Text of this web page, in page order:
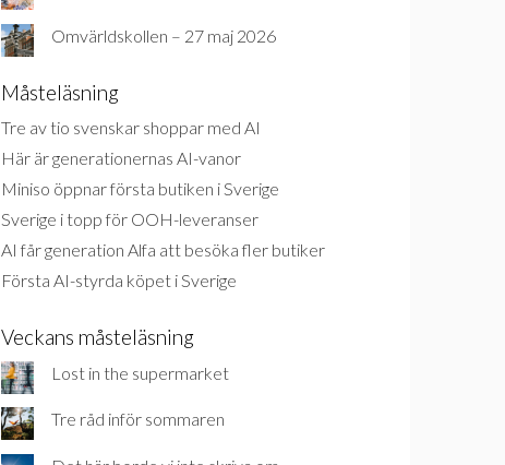
Omvärldskollen – 27 maj 2026
Måsteläsning
Tre av tio svenskar shoppar med AI
Här är generationernas AI-vanor
Miniso öppnar första butiken i Sverige
Sverige i topp för OOH-leveranser
AI får generation Alfa att besöka fler butiker
Första AI-styrda köpet i Sverige
Veckans måsteläsning
Lost in the supermarket
Tre råd inför sommaren